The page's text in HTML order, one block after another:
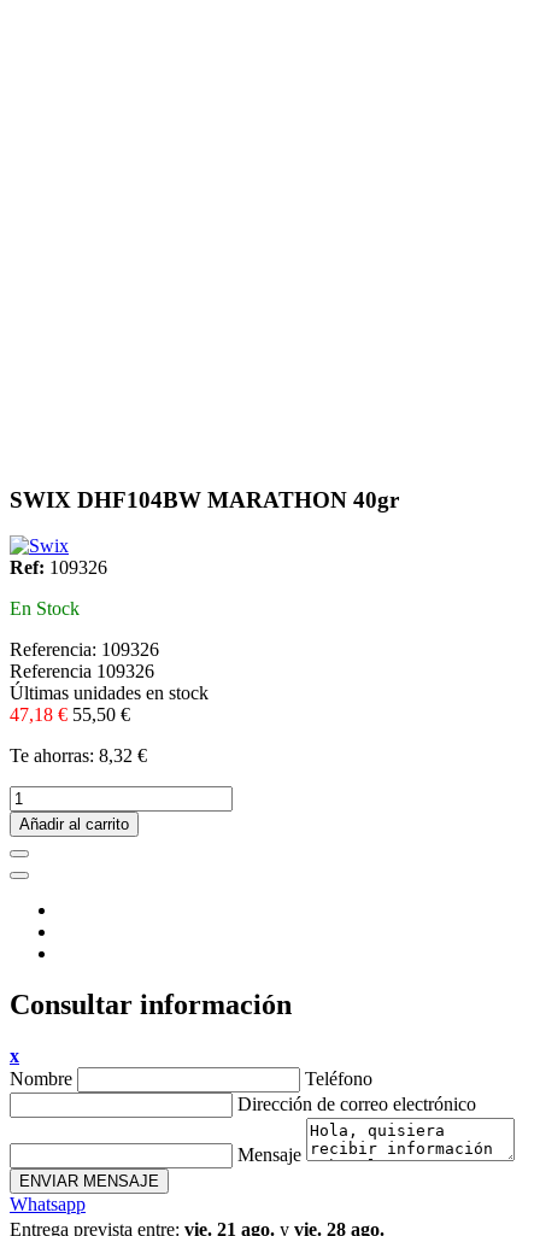
SWIX DHF104BW MARATHON 40gr
Ref: 109326
En Stock
Referencia: 109326
Referencia 109326
Últimas unidades en stock
47,18 € 55,50 €
Te ahorras: 8,32 €
Añadir al carrito
Consultar información
x
Nombre
Teléfono
Dirección de correo electrónico
Mensaje
ENVIAR MENSAJE
Whatsapp
Entrega prevista entre: vie. 21 ago. y vie. 28 ago.